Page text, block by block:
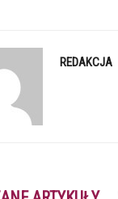
REDAKCJA